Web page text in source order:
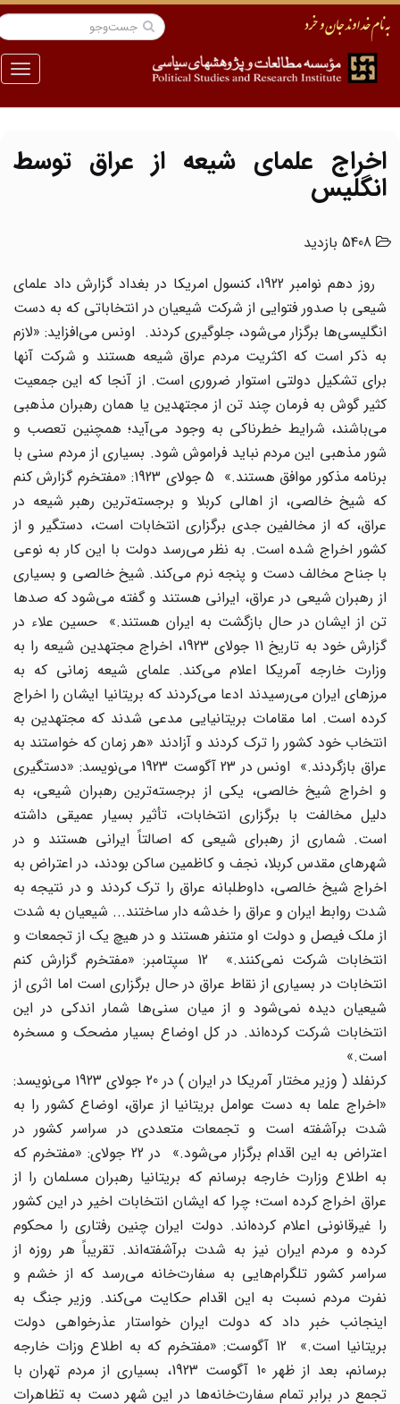
منو
اخراج علمای شیعه از عراق توسط
انگلیس
5408 بازدید
روز دهم نوامبر 1922، کنسول امریکا در بغداد گزارش داد علمای
شیعی با صدور فتوایی از شرکت شیعیان در انتخاباتی که به دست
انگلیسی‌ها برگزار می‌شود، جلوگیری کردند. اونس می‌افزاید: «لازم
به ذکر است که اکثریت مردم عراق شیعه هستند و شرکت آنها
برای تشکیل دولتی استوار ضروری است. از آنجا که این جمعیت
کثیر گوش به فرمان چند تن از مجتهدین یا همان رهبران مذهبی
می‌باشند، شرایط خطرناکی به وجود می‌آید؛ همچنین تعصب و
شور مذهبی این مردم نباید فراموش شود. بسیاری از مردم سنی با
برنامه مذکور موافق هستند.» 5 جولای 1923: «مفتخرم گزارش کنم
که شیخ‌ خالصی، از اهالی کربلا و برجسته‌ترین رهبر شیعه در
عراق، که از مخالفین جدی برگزاری انتخابات است، دستگیر و از
کشور اخراج شده است. به نظر می‌رسد دولت با این کار به نوعی
با جناح مخالف دست و پنجه نرم می‌کند. شیخ خالصی و بسیاری
از رهبران شیعی در عراق، ایرانی هستند و گفته می‌شود که صدها
تن از ایشان در حال بازگشت به ایران هستند.» حسین علاء در
گزارش خود به تاریخ 11 جولای 1923، اخراج مجتهدین شیعه را به
وزارت خارجه آمریکا اعلام می‌کند. علمای شیعه زمانی که به
مرزهای ایران می‌رسیدند ادعا می‌کردند که بریتانیا ایشان را اخراج
کرده است. اما مقامات بریتانیایی مدعی شدند که مجتهدین به
انتخاب خود کشور را ترک کردند و آزادند «هر زمان که خواستند به
عراق بازگردند.» اونس در 23 آگوست 1923 می‌نویسد: «دستگیری
و اخراج شیخ خالصی، یکی از برجسته‌ترین رهبران شیعی، به
دلیل مخالفت با برگزاری انتخابات، تأثیر بسیار عمیقی داشته
است. شماری از رهبرای شیعی که اصالتاً ایرانی هستند و در
شهرهای مقدس کربلا، نجف و کاظمین ساکن بودند، در اعتراض به
اخراج شیخ خالصی، داوطلبانه عراق را ترک کردند و در نتیجه به
شدت روابط ایران و عراق را خدشه دار ساختند... شیعیان به شدت
از ملک فیصل و دولت او متنفر هستند و در هیچ یک از تجمعات و
انتخابات شرکت نمی‌کنند.» 12 سپتامبر: «مفتخرم گزارش کنم
انتخابات در بسیاری از نقاط عراق در حال برگزاری است اما اثری از
شیعیان دیده نمی‌شود و از میان سنی‌ها شمار اندکی در این
انتخابات شرکت کرده‌اند. در کل اوضاع بسیار مضحک و مسخره
است.»
کرنفلد ( وزیر مختار آمریکا در ایران ) در 20 جولای 1923 می‌نویسد:
«اخراج علما به دست عوامل بریتانیا از عراق، اوضاع کشور را به
شدت برآشفته است و تجمعات متعددی در سراسر کشور در
اعتراض به این اقدام برگزار می‌شود.» در 22 جولای: «مفتخرم که
به اطلاع وزارت خارجه برسانم که بریتانیا رهبران مسلمان را از
عراق اخراج کرده است؛ چرا که ایشان انتخابات اخیر در این کشور
را غیرقانونی اعلام کرده‌اند. دولت ایران چنین رفتاری را محکوم
کرده و مردم ایران نیز به شدت برآشفته‌اند. تقریباً هر روزه از
سراسر کشور تلگرام‌هایی به سفارت‌خانه می‌رسد که از خشم و
نفرت مردم نسبت به این اقدام حکایت می‌کند. وزیر جنگ به
اینجانب خبر داد که دولت ایران خواستار عذرخواهی دولت
بریتانیا است.» 12 آگوست: «مفتخرم که به اطلاع وزات خارجه
برسانم، بعد از ظهر 10 آگوست 1923، بسیاری از مردم تهران با
تجمع در برابر تمام سفارت‌خانه‌ها در این شهر دست به تظاهرات